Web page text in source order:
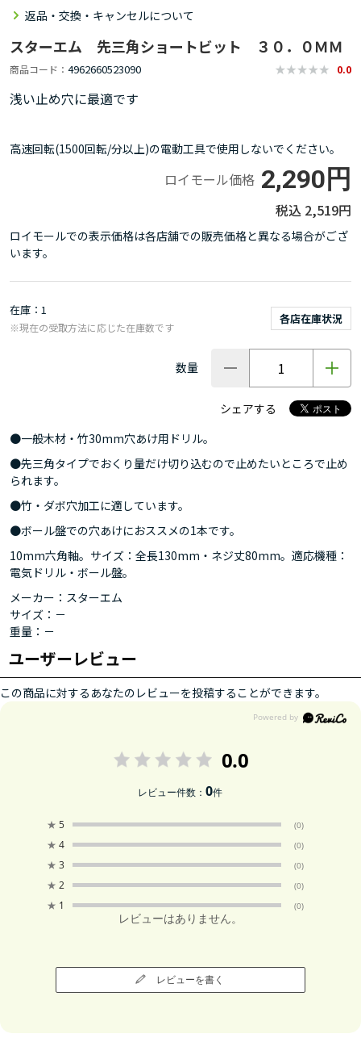
返品・交換・キャンセルについて
スターエム 先三角ショートビット ３０．０ＭＭ
商品コード 4962660523090 0.0
浅い止め穴に最適です
高速回転(1500回転/分以上)の電動工具で使用しないでください。
ロイモール価格 2,290円
2,519円
ロイモールでの表示価格は各店舗での販売価格と異なる場合がござ
います。
在庫 1
各店在庫状況
※現在の受取方法に応じた在庫数です
数量
シェアする
●一般木材・竹30mm穴あけ用ドリル。
●先三角タイプでおくり量だけ切り込むので止めたいところで止め
られます。
●竹・ダボ穴加工に適しています。
●ボール盤での穴あけにおススメの1本です。
10mm六角軸。サイズ：全長130mm・ネジ丈80mm。適応機種：
電気ドリル・ボール盤。
メーカー：スターエム
サイズ：－
重量：－
ユーザーレビュー
この商品に対するあなたのレビューを投稿することができます。
0.0
レビュー件数：0件
★ 5 (0)
★ 4 (0)
★ 3 (0)
★ 2 (0)
★ 1 (0)
レビューはありません。
レビューを書く